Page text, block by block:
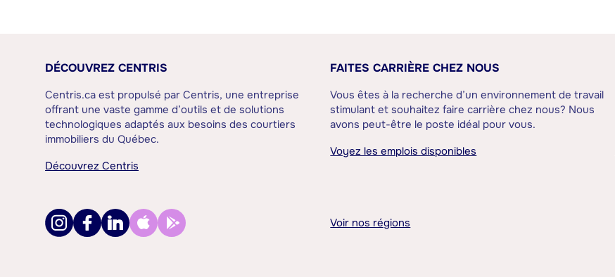
DÉCOUVREZ CENTRIS
Centris.ca est propulsé par Centris, une entreprise
offrant une vaste gamme d’outils et de solutions
technologiques adaptés aux besoins des courtiers
immobiliers du Québec.
Découvrez Centris
FAITES CARRIÈRE CHEZ NOUS
Vous êtes à la recherche d’un environnement de travail
stimulant et souhaitez faire carrière chez nous? Nous
avons peut-être le poste idéal pour vous.
Voyez les emplois disponibles
Voir nos régions